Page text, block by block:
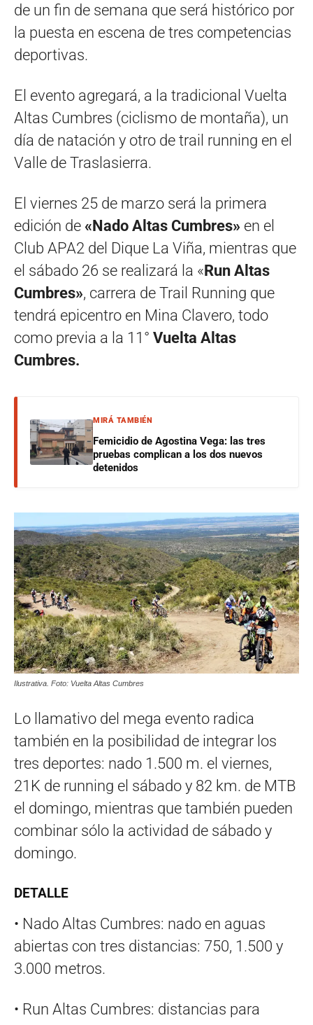
de un fin de semana que será histórico por
la puesta en escena de tres competencias
deportivas.
El evento agregará, a la tradicional Vuelta
Altas Cumbres (ciclismo de montaña), un
día de natación y otro de trail running en el
Valle de Traslasierra.
El viernes 25 de marzo será la primera
edición de «Nado Altas Cumbres» en el
Club APA2 del Dique La Viña, mientras que
el sábado 26 se realizará la «Run Altas
Cumbres», carrera de Trail Running que
tendrá epicentro en Mina Clavero, todo
como previa a la 11° Vuelta Altas
Cumbres.
MIRÁ TAMBIÉN
Femicidio de Agostina Vega: las tres
pruebas complican a los dos nuevos
detenidos
Ilustrativa. Foto: Vuelta Altas Cumbres
Lo llamativo del mega evento radica
también en la posibilidad de integrar los
tres deportes: nado 1.500 m. el viernes,
21K de running el sábado y 82 km. de MTB
el domingo, mientras que también pueden
combinar sólo la actividad de sábado y
domingo.
DETALLE
• Nado Altas Cumbres: nado en aguas
abiertas con tres distancias: 750, 1.500 y
3.000 metros.
• Run Altas Cumbres: distancias para